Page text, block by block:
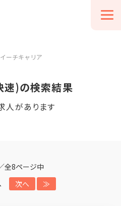
ーチキャリア
)の検索結果
人があります
全8ページ中
次へ ≫